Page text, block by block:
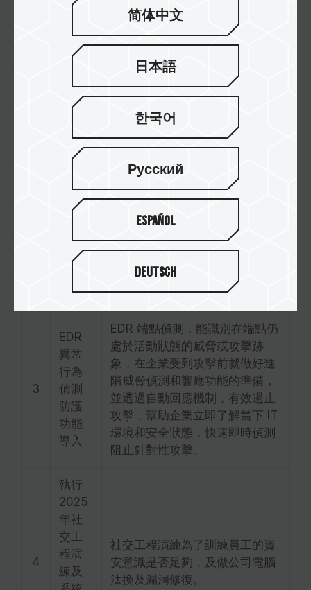
名稱
投入成效
Repor
ter 網
析管
理系
透過網路分析系統取得並封鎖約
4 萬筆國內外攻擊 IP。
郵件
防護
防護
2025 年垃圾信防護系統防禦狀
況：
1. 垃圾信：59,457 封
3
EDR
異常
行為
偵測
防護
功能
導入
EDR 端點偵測，能識別在端點仍
處於活動狀態的威脅或攻擊跡
象，在企業受到攻擊前就做好進
階威脅偵測和響應功能的準備，
並透過自動回應機制，有效遏止
攻擊，幫助企業立即了解當下 IT
環境和安全狀態，快速即時偵測
阻止針對性攻擊。
4
執行
2025
年社
交工
程演
練及
社交工程演練為了訓練員工的資
安意識是否足夠，及做公司電腦
汰換及漏洞修復。
简体中文
日本語
한국어
Русский
Español
Deutsch